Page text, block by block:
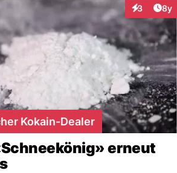
3 8y
Kokain-Dealer
erneut